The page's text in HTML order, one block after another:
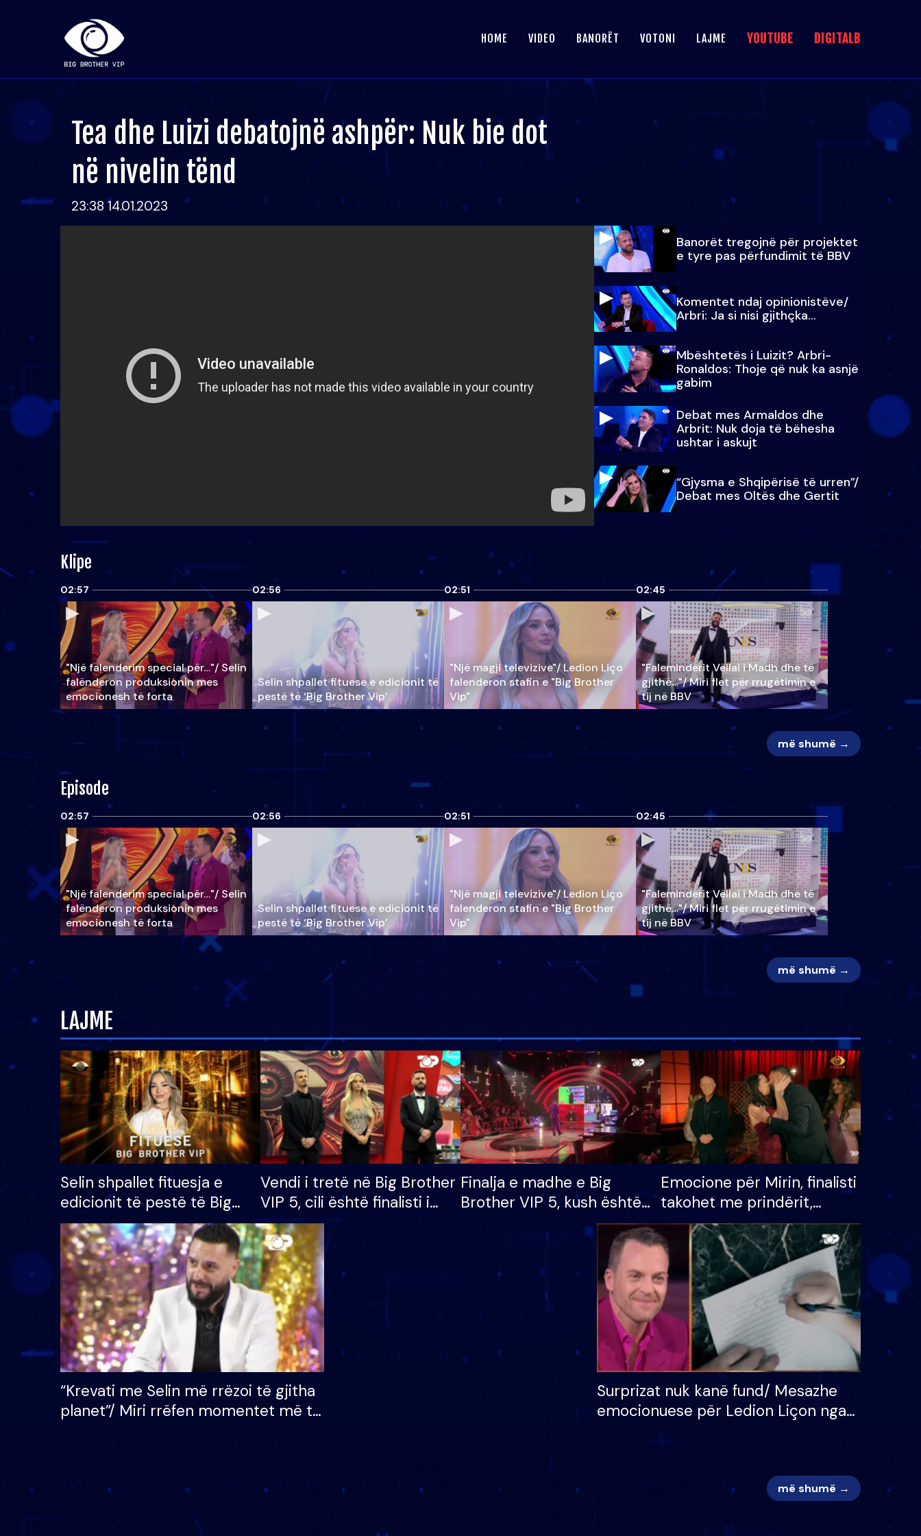
HOME VIDEO BANORËT VOTONI LAJME YOUTUBE DIGITALB
Tea dhe Luizi debatojnë ashpër: Nuk bie dot
në nivelin tënd
23:38 14.01.2023
Banorët tregojnë për projektet
e tyre pas përfundimit të BBV
Komentet ndaj opinionistëve/
Arbri: Ja si nisi gjithçka…
Mbështetës i Luizit? Arbri-
Ronaldos: Thoje që nuk ka asnjë
gabim
Debat mes Armaldos dhe
Arbrit: Nuk doja të bëhesha
ushtar i askujt
“Gjysma e Shqipërisë të urren”/
Debat mes Oltës dhe Gertit
Klipe
02:57
"Një falenderim special për…"/ Selin
falënderon produksionin mes
emocionesh të forta
02:56
Selin shpallet fituese e edicionit të
pestë të ‘Big Brother Vip’
02:51
"Një magji televizive"/ Ledion Liço
falenderon stafin e "Big Brother
Vip"
02:45
"Faleminderit Vëllai i Madh dhe të
gjithë…"/ Miri flet për rrugëtimin e
tij në BBV
më shumë →
Episode
02:57
"Një falenderim special për…"/ Selin
falënderon produksionin mes
emocionesh të forta
02:56
Selin shpallet fituese e edicionit të
pestë të ‘Big Brother Vip’
02:51
"Një magji televizive"/ Ledion Liço
falenderon stafin e "Big Brother
Vip"
02:45
"Faleminderit Vëllai i Madh dhe të
gjithë…"/ Miri flet për rrugëtimin e
tij në BBV
më shumë →
LAJME
Selin shpallet fituesja e
edicionit të pestë të Big
Brother VIP, rrëmben
çmimin e madh prej 100
mijë eurosh
Vendi i tretë në Big Brother
VIP 5, cili është finalisti i
radhës që lë shtëpinë
Finalja e madhe e Big
Brother VIP 5, kush është
banori i parë që lë shtëpinë
dhe humb mundësinë për
të fituar çmimin e madh
Emocione për Mirin, finalisti
takohet me prindërit,
vajzën dhe bashkëshorten:
S’kemi ndonjë letër divorci
apo jo?
“Krevati me Selin më rrëzoi të gjitha
planet”/ Miri rrëfen momentet më të
mungojë zilja e mëngjesit kur…
Surprizat nuk kanë fund/ Mesazhe
emocionuese për Ledion Liçon nga
më shumë →